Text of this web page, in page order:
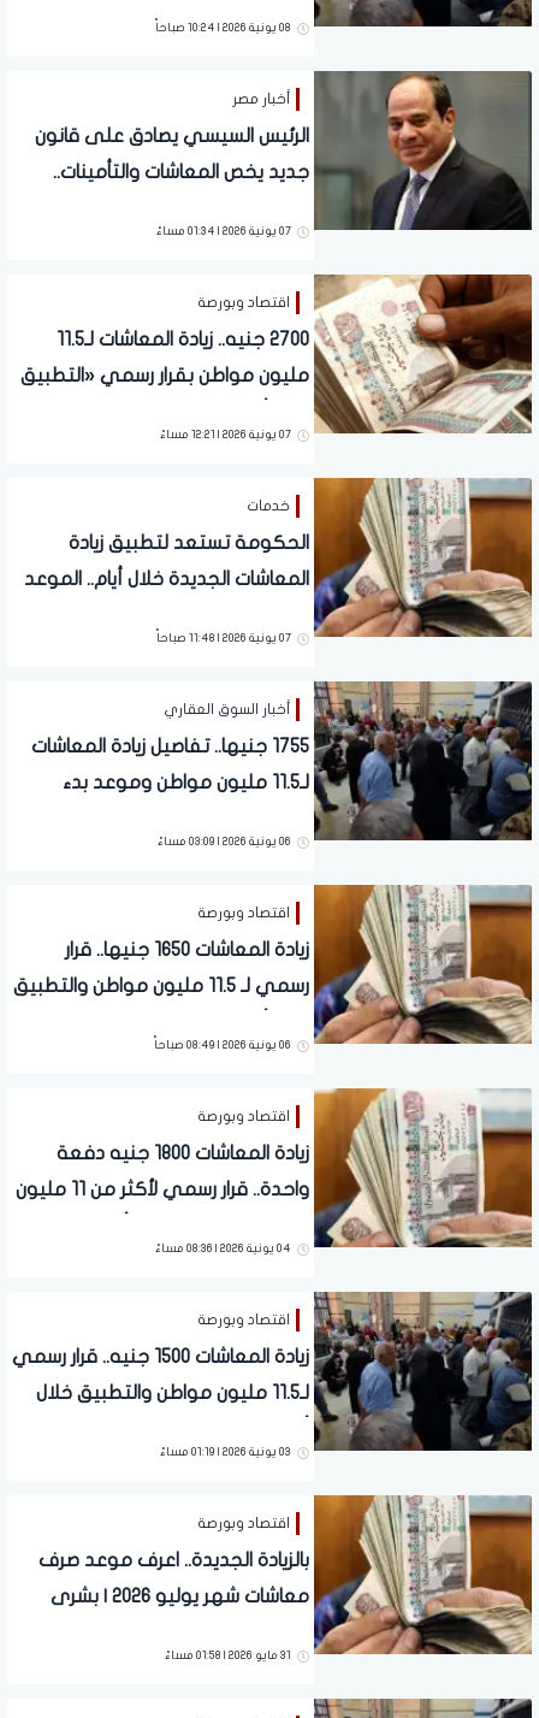
08 يونية 2026 | 10:24 صباحاً
أخبار مصر
الرئيس السيسي يصادق على قانون
جديد يخص المعاشات والتأمينات..
07 يونية 2026 | 01:34 مساءً
اقتصاد وبورصة
2700 جنيه.. زيادة المعاشات لـ11.5
مليون مواطن بقرار رسمي «التطبيق
07 يونية 2026 | 12:21 مساءً
خدمات
الحكومة تستعد لتطبيق زيادة
المعاشات الجديدة خلال أيام.. الموعد
07 يونية 2026 | 11:48 صباحاً
أخبار السوق العقاري
1755 جنيها.. تفاصيل زيادة المعاشات
لـ11.5 مليون مواطن وموعد بدء
06 يونية 2026 | 03:09 مساءً
اقتصاد وبورصة
زيادة المعاشات 1650 جنيها.. قرار
رسمي لـ 11.5 مليون مواطن والتطبيق
06 يونية 2026 | 08:49 صباحاً
اقتصاد وبورصة
زيادة المعاشات 1800 جنيه دفعة
واحدة.. قرار رسمي لأكثر من 11 مليون
04 يونية 2026 | 08:36 مساءً
اقتصاد وبورصة
زيادة المعاشات 1500 جنيه.. قرار رسمي
لـ11.5 مليون مواطن والتطبيق خلال
03 يونية 2026 | 01:19 مساءً
اقتصاد وبورصة
بالزيادة الجديدة.. اعرف موعد صرف
معاشات شهر يوليو 2026 | بشرى
31 مايو 2026 | 01:58 مساءً